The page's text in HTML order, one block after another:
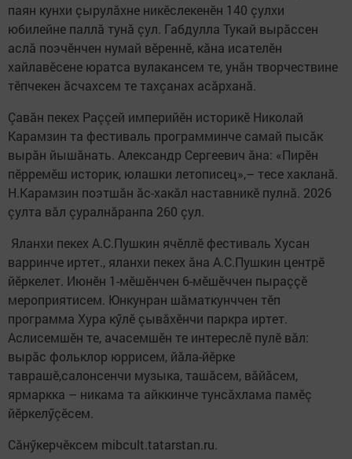
паян кунхи çырулăхне никӗслекенӗн 140 çулхи
юбилейне паллă тунă çул. Габдулла Тукай вырăссен
аслă поэчӗнчен нумай вӗреннӗ, кăна исателӗн
хайлавӗсене юратса вулакансем те, унăн творчествине
тӗпчекен ăсчахсем те тахçанах асăрханă.
Çавăн пекех Раççей империйӗн историкӗ Николай
Карамзин та фестиваль программинче самай пысăк
вырăн йышăнать. Александр Сергеевич ăна: «Пирӗн
пӗрремӗш историк, юлашки летописец»,– тесе хакланă.
Н.Карамзин поэтшăн ăс-хакăл наставникӗ пулнă. 2026
çулта вăл çуралнăранпа 260 çул.
Яланхи пекех А.С.Пушкин ячӗллӗ фестиваль Хусан
варринче иртет., яланхи пекех ăна А.С.Пушкин центрӗ
йӗркелет. Июнӗн 1-мӗшӗнчен 6-мӗшӗччен пыраççӗ
мероприятисем. Юнкунран шăматкунччен тӗп
программа Хура кӳлӗ çывăхӗнчи паркра иртет.
Аслисемшӗн те, ачасемшӗн те интереслӗ пулӗ вăл:
вырăс фольклор юррисем, йăла-йӗрке
таврашӗ,салонсенчи музыка, ташăсем, вăйăсем,
ярмаркка – никама та айккинче тунсăхлама памӗç
йӗркелӳçӗсем.
Сăнӳкерчӗксем mibcult.tatarstan.ru.